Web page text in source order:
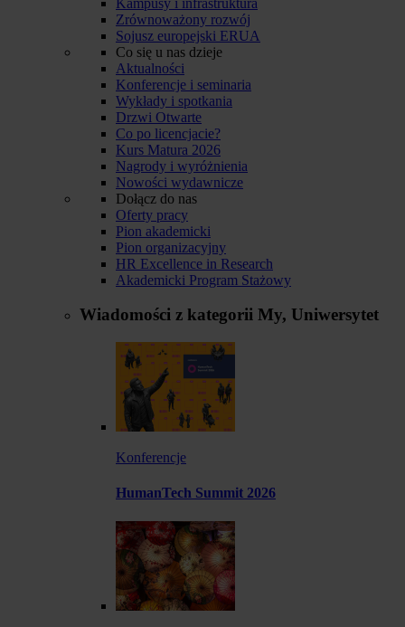
Zrównoważony rozwój
Sojusz europejski ERUA
Co się u nas dzieje
Aktualności
Konferencje i seminaria
Wykłady i spotkania
Drzwi Otwarte
Co po licencjacie?
Kurs Matura 2026
Nagrody i wyróżnienia
Nowości wydawnicze
Dołącz do nas
Oferty pracy
Pion akademicki
Pion organizacyjny
HR Excellence in Research
Akademicki Program Stażowy
Wiadomości z kategorii My, Uniwersytet
Konferencje
HumanTech Summit 2026